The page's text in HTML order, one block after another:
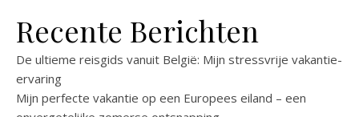
Recente Berichten
De ultieme reisgids vanuit België: Mijn stressvrije vakantie-
ervaring
Mijn perfecte vakantie op een Europees eiland – een